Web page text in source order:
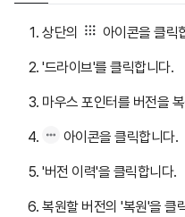
상단의 아이콘을 클릭
'드라이브'를 클릭합니다.
마우스 포인터를 버전을
아이콘을 클릭합니다.
'버전 이력'을 클릭합니다.
복원할 버전의 '복원'을 클